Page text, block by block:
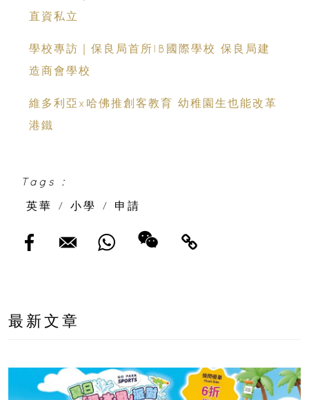
直資私立
學校專訪｜保良局首所IB國際學校 保良局建
造商會學校
維多利亞x哈佛推創客教育 幼稚園生也能改革
港鐵
Tags :
英華
/ 小學 / 申請
最新文章